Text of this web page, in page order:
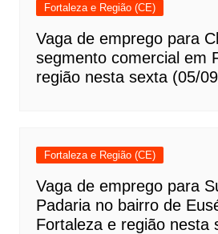
Fortaleza e Região (CE)
Vaga de emprego para
segmento comercial em
região nesta sexta (05/
Fortaleza e Região (CE)
Vaga de emprego para
Padaria no bairro de
Fortaleza e região nesta